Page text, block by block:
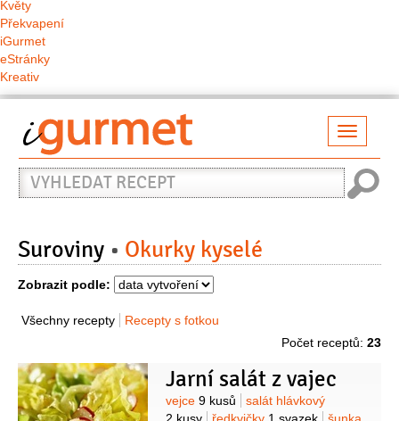
Květy
Překvapení
iGurmet
eStránky
Kreativ
Vyhledat
recept
Suroviny Okurky kyselé
Zobrazit podle:
Všechny recepty
Recepty s fotkou
Počet receptů: 23
Jarní salát z vajec
Suroviny
vejce 9 kusů
salát hlávkový